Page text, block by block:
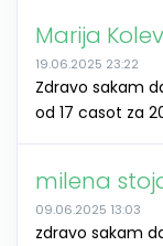
Marija Kolev
19.06.2025 23:22
Zdravo sakam
od 17 casot za
milena
09.06.2025 13:03
zdravo sakam